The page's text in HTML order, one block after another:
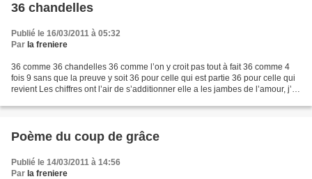
36 chandelles
Publié le 16/03/2011 à 05:32
Par la freniere
36 comme 36 chandelles 36 comme l’on y croit pas tout à fait 36 comme 4
fois 9 sans que la preuve y soit 36 pour celle qui est partie 36 pour celle qui
revient Les chiffres ont l’air de s’additionner elle a les jambes de l’amour, j’ai
Poème du coup de grâce
Publié le 14/03/2011 à 14:56
Par la freniere